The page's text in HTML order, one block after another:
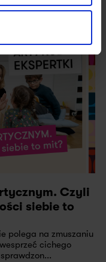
Czyli
siebie to
polega na zmuszaniu
cichego